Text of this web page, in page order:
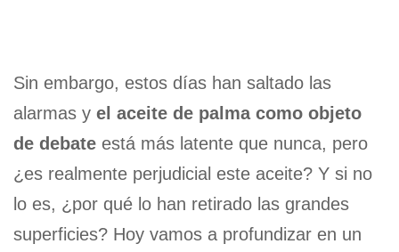
Sin embargo, estos días han saltado las
alarmas y el aceite de palma como objeto
de debate está más latente que nunca, pero
¿es realmente perjudicial este aceite? Y si no
lo es, ¿por qué lo han retirado las grandes
superficies? Hoy vamos a profundizar en un